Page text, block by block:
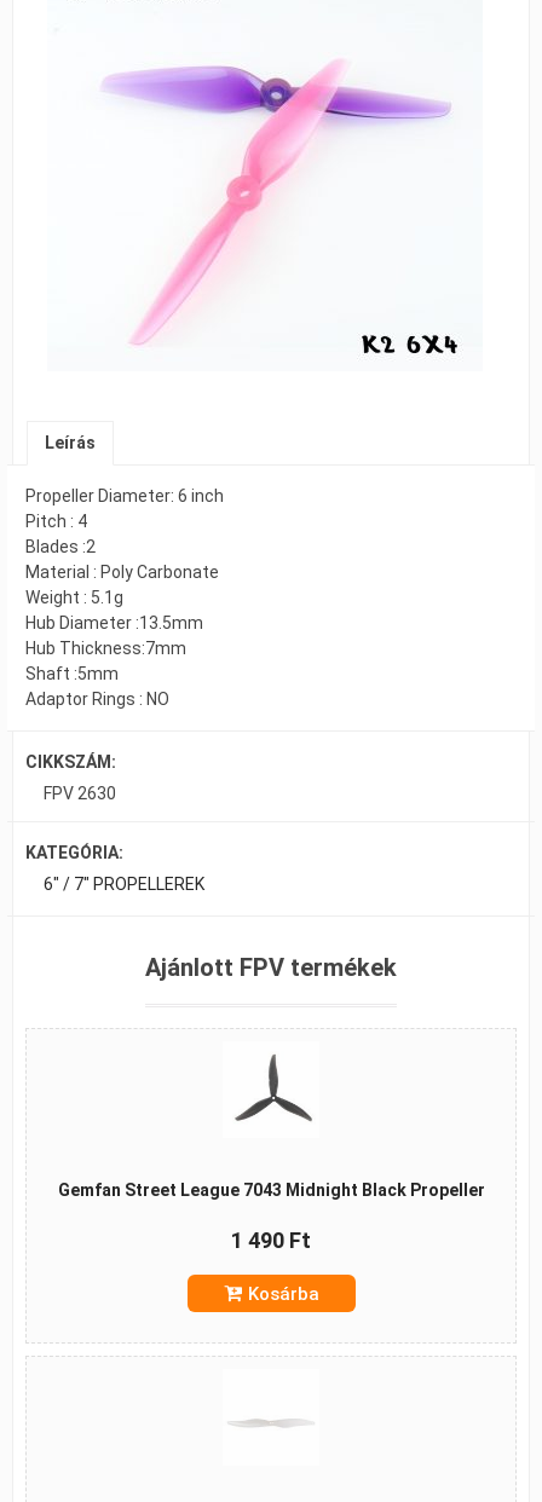
Leírás
Propeller Diameter: 6 inch
Pitch : 4
Blades :2
Material : Poly Carbonate
Weight : 5.1g
Hub Diameter :13.5mm
Hub Thickness:7mm
Shaft :5mm
Adaptor Rings : NO
CIKKSZÁM:
FPV 2630
KATEGÓRIA:
6" / 7" PROPELLEREK
Ajánlott FPV termékek
Gemfan Street League 7043 Midnight Black Propeller
1 490 Ft
Kosárba